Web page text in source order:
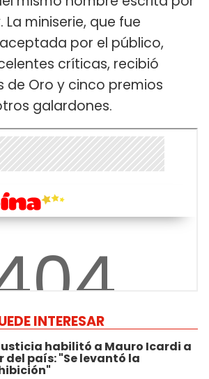
La miniserie, que fue
por el público,
críticas, recibió
de Oro y cinco premios
galardones.
INTERESAR
habilitó a Mauro Icardi a
del país: "Se levantó la